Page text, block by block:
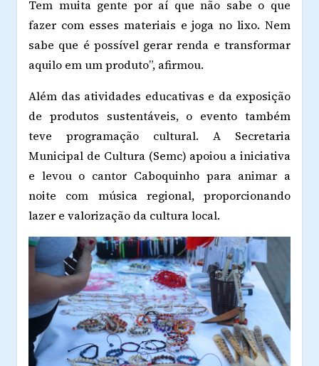
Tem muita gente por aí que não sabe o que
fazer com esses materiais e joga no lixo. Nem
sabe que é possível gerar renda e transformar
aquilo em um produto”, afirmou.
Além das atividades educativas e da exposição
de produtos sustentáveis, o evento também
teve programação cultural. A Secretaria
Municipal de Cultura (Semc) apoiou a iniciativa
e levou o cantor Caboquinho para animar a
noite com música regional, proporcionando
lazer e valorização da cultura local.